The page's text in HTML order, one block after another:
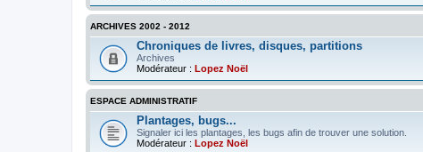
ARCHIVES 2002 - 2012
Chroniques de livres, disques, partitions
Archives
Modérateur : Lopez Noël
ESPACE ADMINISTRATIF
Plantages, bugs...
Signaler ici les plantages, les bugs afin de trouver une solution.
Modérateur : Lopez Noël